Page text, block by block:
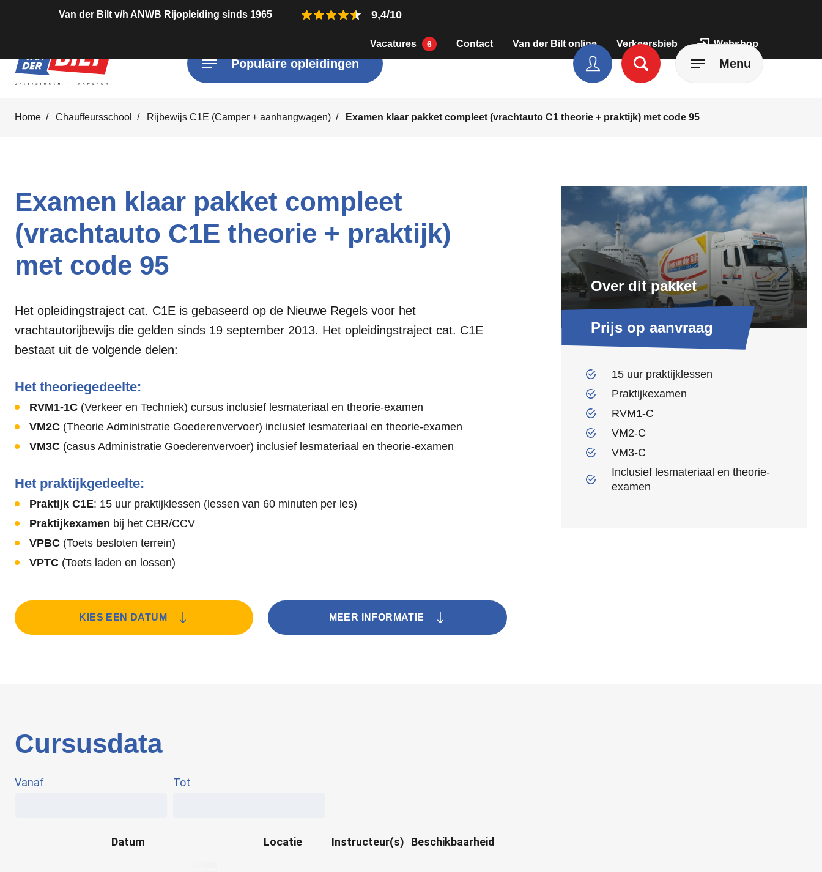
Menu
Van der Bilt v/h ANWB Rijopleiding sinds 1965 9,4/10
Vacatures 6 Contact Van der Bilt online Verkeersbieb Webshop
Populaire opleidingen
Home Chauffeursschool Rijbewijs C1E (Camper + aanhangwagen) Examen klaar pakket compleet (vrachtauto C1 theorie + praktijk) met code 95
Examen klaar pakket compleet
(vrachtauto C1E theorie + praktijk)
met code 95
Het opleidingstraject cat. C1E is gebaseerd op de Nieuwe Regels voor het
vrachtautorijbewijs die gelden sinds 19 september 2013. Het opleidingstraject cat. C1E
bestaat uit de volgende delen:
Het theoriegedeelte:
RVM1-1C (Verkeer en Techniek) cursus inclusief lesmateriaal en theorie-examen
VM2C (Theorie Administratie Goederenvervoer) inclusief lesmateriaal en theorie-examen
VM3C (casus Administratie Goederenvervoer) inclusief lesmateriaal en theorie-examen
Het praktijkgedeelte:
Praktijk C1E: 15 uur praktijklessen (lessen van 60 minuten per les)
Praktijkexamen bij het CBR/CCV
VPBC (Toets besloten terrein)
VPTC (Toets laden en lossen)
KIES EEN DATUM MEER INFORMATIE
Over dit pakket
Prijs op aanvraag
15 uur praktijklessen
Praktijkexamen
RVM1-C
VM2-C
VM3-C
Inclusief lesmateriaal en theorie-
examen
Cursusdata
Vanaf Tot
Datum Locatie Instructeur(s) Beschikbaarheid